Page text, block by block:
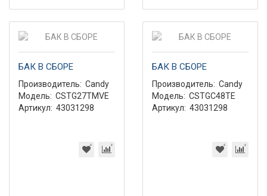
БАК В СБОРЕ
Производитель: Candy
Модель: CSTG27TMVE
Артикул: 43031298
БАК В СБОРЕ
Производитель: Candy
Модель: CSTGC48TE
Артикул: 43031298